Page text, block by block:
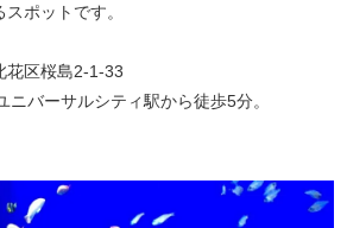
ポットです。
花区桜島2-1-33
ニバーサルシティ駅から徒歩5分。